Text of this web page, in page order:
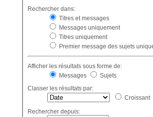
Rechercher dans:
Titres et messages
Messages uniquement
Titres uniquement
Premier message des sujets
Afficher les résultats sous forme de:
Messages
Sujets
Classer les résultats par:
Croissant
Rechercher depuis: